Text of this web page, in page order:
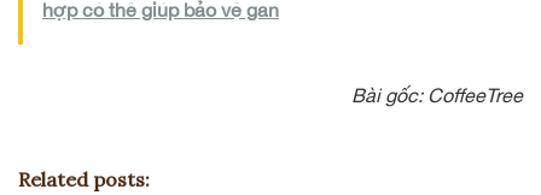
hợp có thể giúp bảo vệ gan
Bài gốc: CoffeeTree
Related posts: